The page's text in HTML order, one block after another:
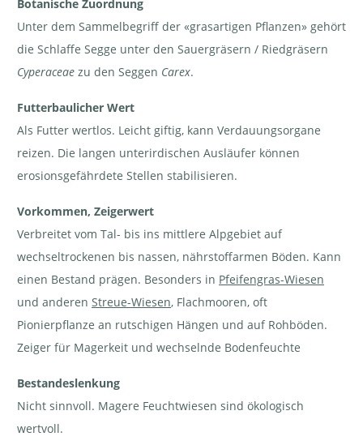
Schlaffe
Carex
flacca | ©
e-pics
A.Krebs
Schlaffe
Carex flacca
| © e-pics
M.Baltisberger
Schlaffe Segge - Carex
M.Baltisberger
Botanische Zuordnung
Unter dem Sammelbegriff der «grasartigen Pflanzen» gehört
die Schlaffe Segge unter den Sauergräsern / Riedgräsern
Cyperaceae zu den Seggen Carex.
Futterbaulicher Wert
Als Futter wertlos. Leicht giftig, kann Verdauungsorgane
reizen. Die langen unterirdischen Ausläufer können
erosionsgefährdete Stellen stabilisieren.
Vorkommen, Zeigerwert
Verbreitet vom Tal- bis ins mittlere Alpgebiet auf
wechseltrockenen bis nassen, nährstoffarmen Böden. Kann
einen Bestand prägen. Besonders in Pfeifengras-Wiesen
und anderen Streue-Wiesen, Flachmooren, oft
Pionierpflanze an rutschigen Hängen und auf Rohböden.
Zeiger für Magerkeit und wechselnde Bodenfeuchte
Bestandeslenkung
Nicht sinnvoll. Magere Feuchtwiesen sind ökologisch
wertvoll.